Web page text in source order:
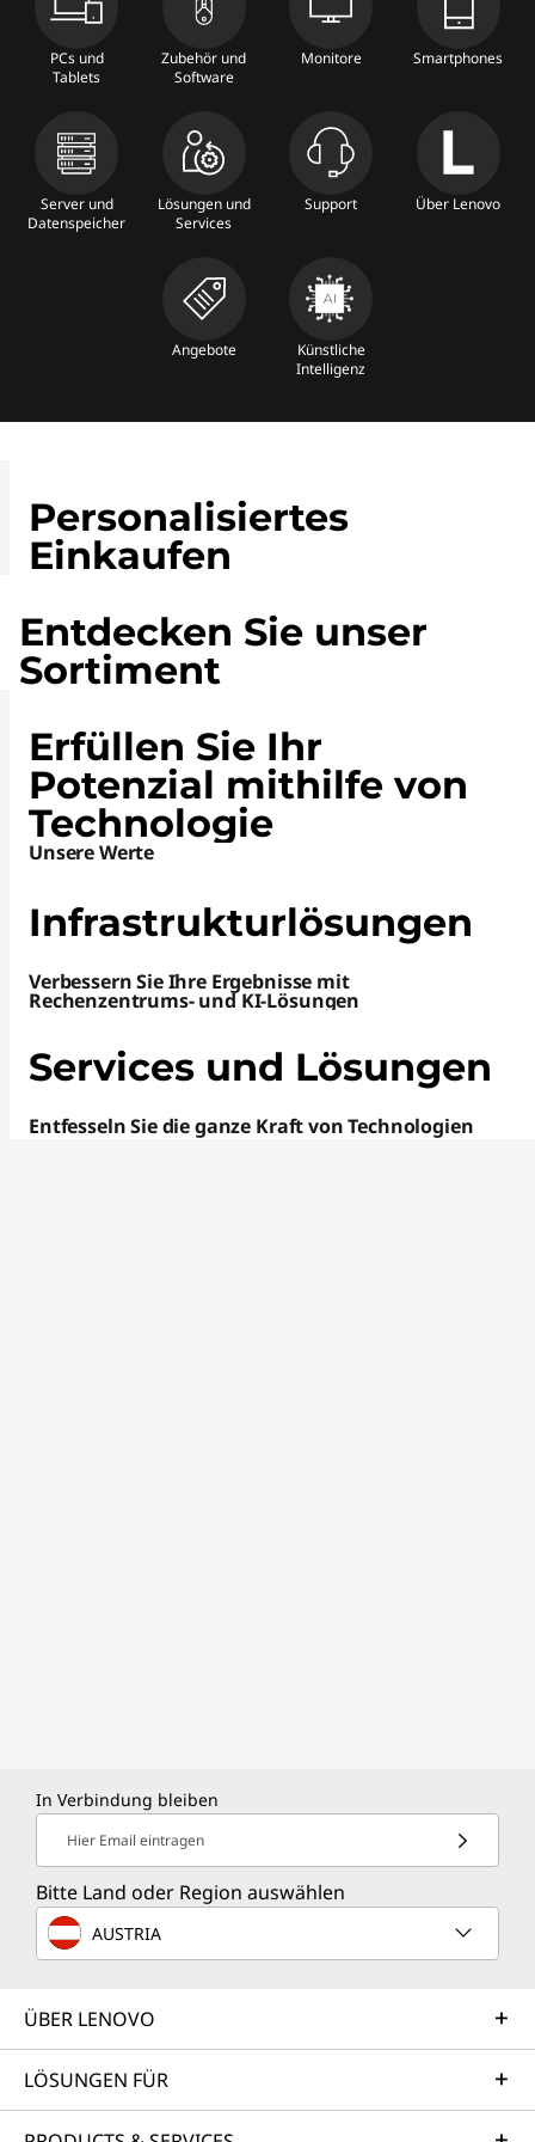
PCs und
Tablets
Zubehör und
Software
Monitore Smartphones
Server und
Datenspeicher
Lösungen und
Services
Support Über Lenovo
Angebote
Künstliche
Intelligenz
Personalisiertes
Einkaufen
Entdecken Sie unser
Sortiment
Erfüllen Sie Ihr
Potenzial mithilfe von
Technologie
Unsere Werte
Infrastrukturlösungen
Verbessern Sie Ihre Ergebnisse mit
Rechenzentrums- und KI-Lösungen
Services und Lösungen
Entfesseln Sie die ganze Kraft von Technologien
In Verbindung bleiben
Hier Email eintragen
Bitte Land oder Region auswählen
AUSTRIA
ÜBER LENOVO
LÖSUNGEN FÜR